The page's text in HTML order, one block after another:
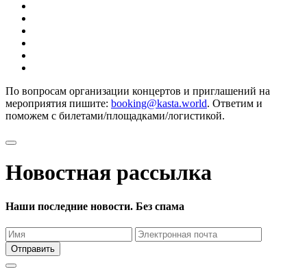
По вопросам организации концертов и приглашений на
мероприятия пишите: booking@kasta.world. Ответим и
поможем с билетами/площадками/логистикой.
Новостная рассылка
Наши последние новости. Без спама
Отправить